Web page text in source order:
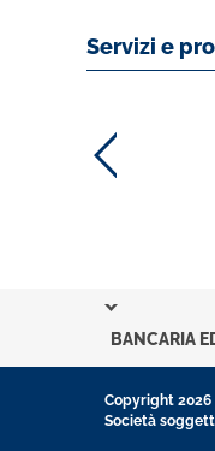
Servizi e
BANCARIA
Copyright 2026
Società